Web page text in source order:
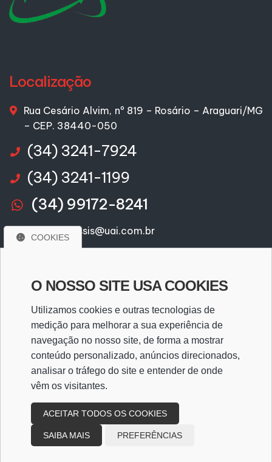
Localização
Rua Cesário Alvim, nº 819 – Rosário – Araguari/MG
– CEP. 38440-050
(34) 3241-7924
(34) 3241-1199
(34) 99172-8241
joaquim-assis@uai.com.br
joaquim-assis@alphamg.com.br
joaquim-assis@hotmail.com
WhatsApp
WHATSAPP
Copyright 2026
COOKIES
O NOSSO SITE USA COOKIES
Utilizamos cookies e outras tecnologias de
medição para melhorar a sua experiência de
navegação no nosso site, de forma a mostrar
conteúdo personalizado, anúncios direcionados,
analisar o tráfego do site e entender de onde
vêm os visitantes.
ACEITAR TODOS OS COOKIES
SAIBA MAIS PREFERÊNCIAS